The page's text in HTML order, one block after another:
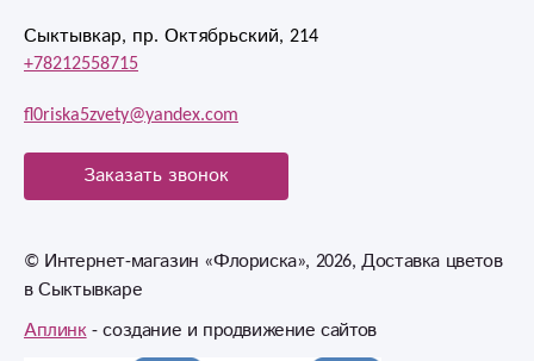
Сыктывкар, пр. Октябрьский, 214
+78212558715
fl0riska5zvety@yandex.com
Заказать звонок
© Интернет-магазин «Флориска», 2026, Доставка цветов
в Сыктывкаре
Аплинк- создание и продвижение сайтов